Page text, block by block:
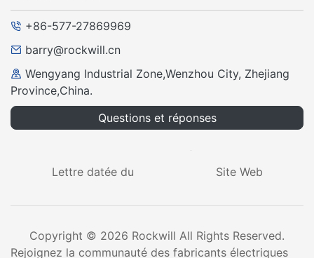
+86-577-27869969
barry@rockwill.cn
Wengyang Industrial Zone,Wenzhou City, Zhejiang
Province,China.
Questions et réponses
Site Web